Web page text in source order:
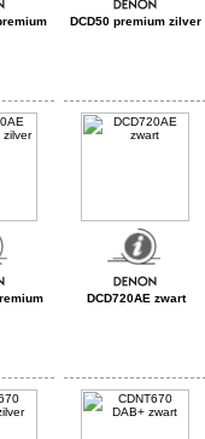
DCD50 premium zilver
DCD720AE zwart